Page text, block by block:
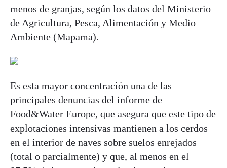
menos de granjas, según los datos del Ministerio
de Agricultura, Pesca, Alimentación y Medio
Ambiente (Mapama).
Es esta mayor concentración una de las
principales denuncias del informe de
Food&Water Europe, que asegura que este tipo de
explotaciones intensivas mantienen a los cerdos
en el interior de naves sobre suelos enrejados
(total o parcialmente) y que, al menos en el